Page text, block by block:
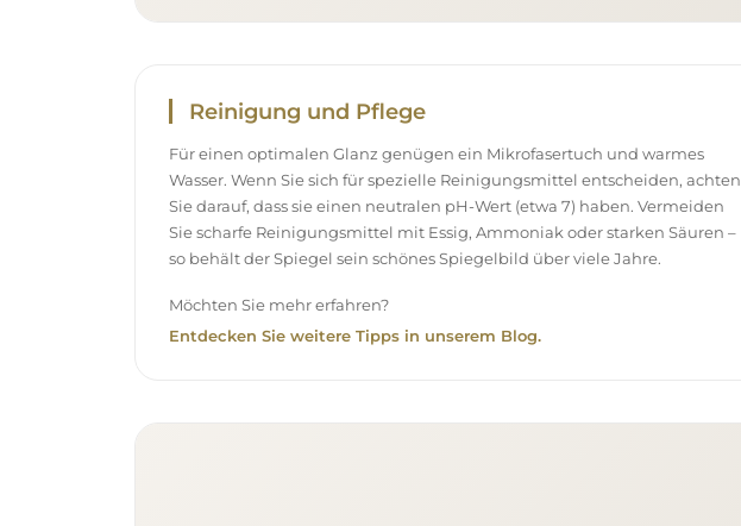
Reinigung und Pflege
Für einen optimalen Glanz genügen ein Mikrofasertuch und warmes
Wasser. Wenn Sie sich für spezielle Reinigungsmittel entscheiden, achten
Sie darauf, dass sie einen neutralen pH-Wert (etwa 7) haben. Vermeiden
Sie scharfe Reinigungsmittel mit Essig, Ammoniak oder starken Säuren –
so behält der Spiegel sein schönes Spiegelbild über viele Jahre.
Möchten Sie mehr erfahren?
Entdecken Sie weitere Tipps in unserem Blog.